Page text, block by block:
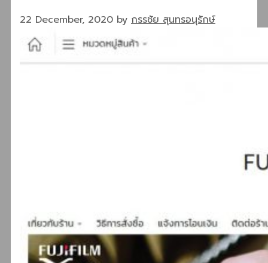
22 December, 2020 by กรรชัย สุนทรอนุรักษ์